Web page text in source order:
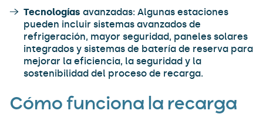
Tecnologías avanzadas: Algunas estaciones
pueden incluir sistemas avanzados de
refrigeración, mayor seguridad, paneles solares
integrados y sistemas de batería de reserva para
mejorar la eficiencia, la seguridad y la
sostenibilidad del proceso de recarga.
Cómo funciona la recarga